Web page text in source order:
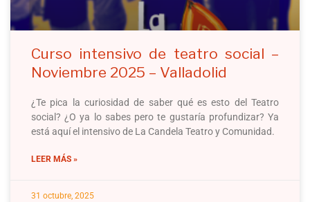
Curso intensivo de teatro social –
Noviembre 2025 – Valladolid
¿Te pica la curiosidad de saber qué es esto del Teatro
social? ¿O ya lo sabes pero te gustaría profundizar? Ya
está aquí el intensivo de La Candela Teatro y Comunidad.
LEER MÁS »
31 octubre, 2025